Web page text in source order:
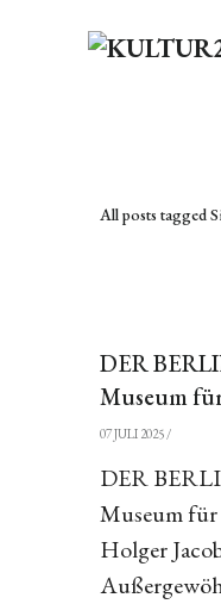
All posts tagged
DER
Museum
07 JULI 2025/
DER
Museum
Holger